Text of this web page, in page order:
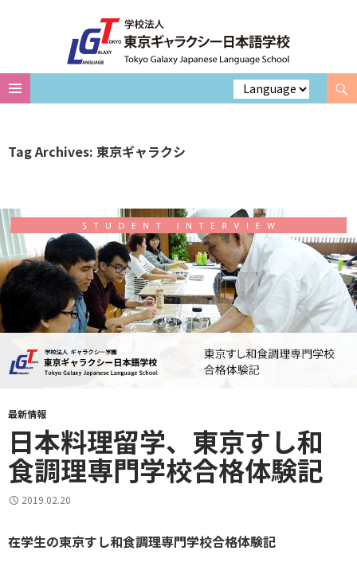
Search
Skip
content
Tag Archives: 東京ギャラクシ
最新情報
日本料理留学、東京すし和
食調理専門学校合格体験記
2019.02.20
在学生の東京すし和食調理専門学校合格体験記